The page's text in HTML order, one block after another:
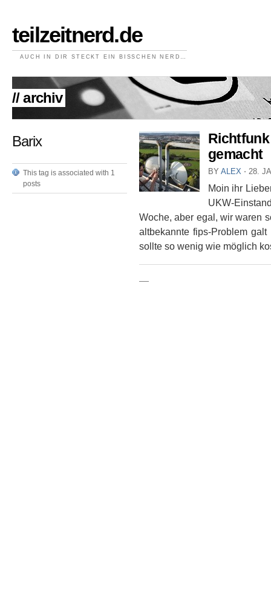
teilzeitnerd.de
AUCH IN DIR STECKT EIN BISSCHEN NERD…
// archiv
Barix
This tag is associated with 1
posts
gemacht
BY ALEX ⋅ 28.
Moin ihr
UKW-
Woche, aber egal, wir waren
altbekannte fips-Problem
sollte so wenig wie möglich
—